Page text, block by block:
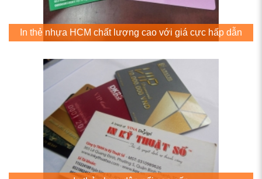
In thẻ nhựa HCM chất lượng cao với giá cực hấp dẫn